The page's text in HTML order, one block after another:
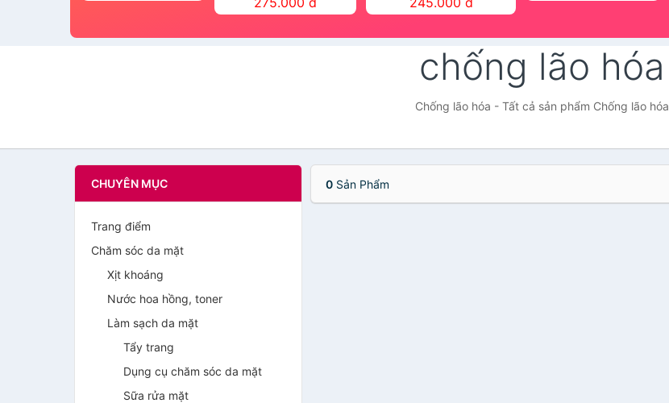
chống lão hóa
Chống lão hóa - Tất cả sản phẩm Chống lão hóa
CHUYÊN MỤC
Trang điểm
Chăm sóc da mặt
Xịt khoáng
Nước hoa hồng, toner
Làm sạch da mặt
Tẩy trang
Dụng cụ chăm sóc da mặt
Sữa rửa mặt
0Sản Phẩm